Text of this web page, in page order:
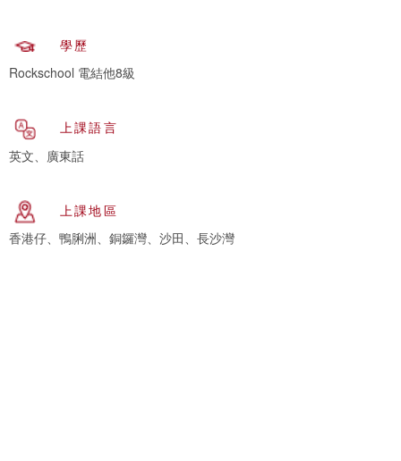
學歷
Rockschool 電結他8級
上課語言
英文、廣東話
上課地區
香港仔、鴨脷洲、銅鑼灣、沙田、長沙灣